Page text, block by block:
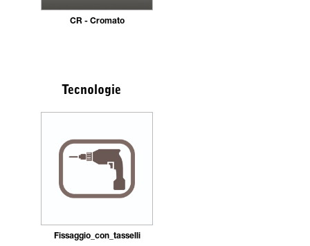
CR - Cromato
Tecnologie
Fissaggio_con_tasselli